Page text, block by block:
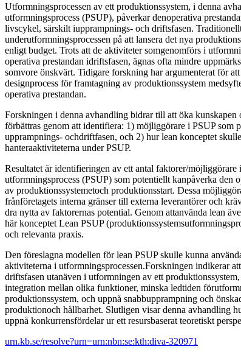
Utformningsprocessen av ett produktionssystem, i denna
utformningsprocess (PSUP), påverkar denoperativa
livscykel, särskilt iupprampnings- och driftsfasen.
underutformningsprocessen på att lansera det nya
enligt budget. Trots att de aktiviteter somgenomförs i
operativa prestandan idriftsfasen, ägnas ofta mindre
somvore önskvärt. Tidigare forskning har argumenterat för
designprocess för framtagning av produktionssystem
operativa prestandan.
Forskningen i denna avhandling bidrar till att öka kunskapen
förbättras genom att identifiera: 1) möjliggörare i PSUP som
upprampnings- ochdriftfasen, och 2) hur lean konceptet
hanteraaktiviteterna under PSUP.
Resultatet är identifieringen av ett antal faktorer/möjliggörare
utformningsprocess (PSUP) som potentiellt kanpåverka den
av produktionssystemetoch produktionsstart. Dessa
frånföretagets interna gränser till externa leverantörer och
dra nytta av faktorernas potential. Genom attanvända lean
här konceptet Lean PSUP
och relevanta praxis.
Den föreslagna modellen för lean PSUP skulle kunna
aktiviteterna i utformningsprocessen.Forskningen indikerar
driftsfasen utanäven i utformningen av ett
integration mellan olika funktioner, minska ledtiden
produktionssystem, och uppnå snabbupprampning och
produktionoch hållbarhet. Slutligen visar denna avhandling
uppnå konkurrensfördelar ur ett resursbaserat teoretiskt
urn.kb.se/resolve?urn=urn:nbn:se:kth:diva-320971